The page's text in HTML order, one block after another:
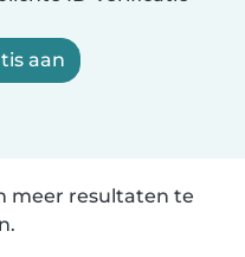
aan
meer resultaten te